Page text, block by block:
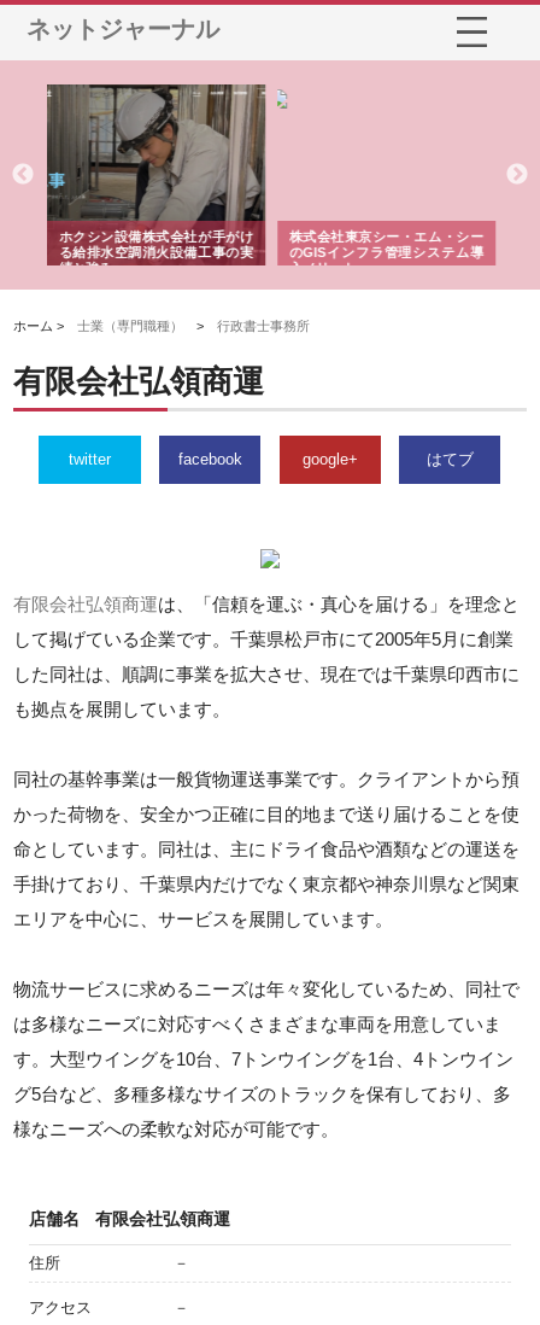
ネットジャーナル
ホクシン設備株式会社が手がけ
る給排水空調消火設備工事の実
績と強み
株式会社東京シー・エム・シー
のGISインフラ管理システム導
入メリット
ホーム >士業（専門職種） >行政書士事務所
有限会社弘領商運
twitter facebook google+ はてブ
有限会社弘領商運は、「信頼を運ぶ・真心を届ける」を理念と
して掲げている企業です。千葉県松戸市にて2005年5月に創業
した同社は、順調に事業を拡大させ、現在では千葉県印西市に
も拠点を展開しています。
同社の基幹事業は一般貨物運送事業です。クライアントから預
かった荷物を、安全かつ正確に目的地まで送り届けることを使
命としています。同社は、主にドライ食品や酒類などの運送を
手掛けており、千葉県内だけでなく東京都や神奈川県など関東
エリアを中心に、サービスを展開しています。
物流サービスに求めるニーズは年々変化しているため、同社で
は多様なニーズに対応すべくさまざまな車両を用意していま
す。大型ウイングを10台、7トンウイングを1台、4トンウイン
グ5台など、多種多様なサイズのトラックを保有しており、多
様なニーズへの柔軟な対応が可能です。
店舗名 有限会社弘領商運
住所 －
アクセス －